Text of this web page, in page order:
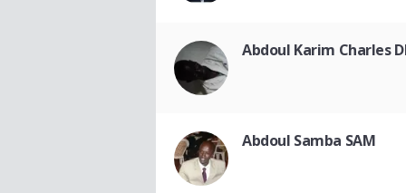
Abdoul Karim Charles
Abdoul Samba SAM